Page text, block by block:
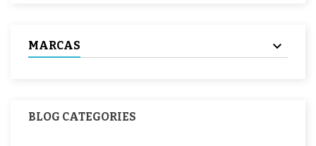
MARCAS
BLOG CATEGORIES